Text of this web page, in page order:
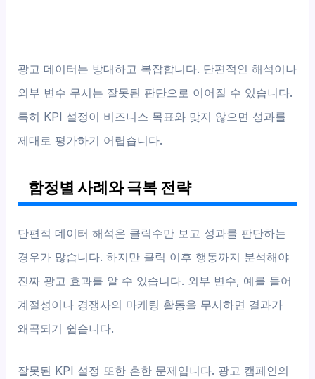
광고 데이터는 방대하고 복잡합니다. 단편적인 해석이나
외부 변수 무시는 잘못된 판단으로 이어질 수 있습니다.
특히 KPI 설정이 비즈니스 목표와 맞지 않으면 성과를
제대로 평가하기 어렵습니다.
함정별 사례와 극복 전략
단편적 데이터 해석은 클릭수만 보고 성과를 판단하는
경우가 많습니다. 하지만 클릭 이후 행동까지 분석해야
진짜 광고 효과를 알 수 있습니다. 외부 변수, 예를 들어
계절성이나 경쟁사의 마케팅 활동을 무시하면 결과가
왜곡되기 쉽습니다.
잘못된 KPI 설정 또한 흔한 문제입니다. 광고 캠페인의